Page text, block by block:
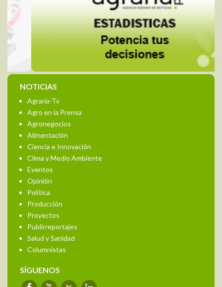
NOTICIAS
Agraria-Tv
Agro en la Prensa
Agronegocios
Alimentación
Ciencia e Innovación
Clima y Medio Ambiente
Eventos
Opinión
Política
Producción
Proyectos
Publirreportajes
Salud y Sanidad
Columnistas
SÍGUENOS